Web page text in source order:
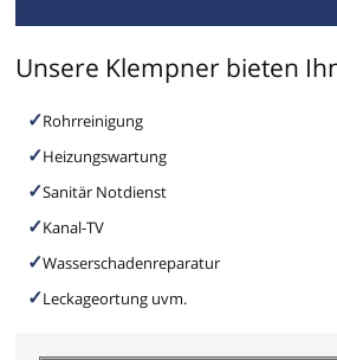
Unsere Klempner bieten
Rohrreinigung
Heizungswartung
Sanitär Notdienst
Kanal-TV
Wasserschadenreparatur
Leckageortung uvm.